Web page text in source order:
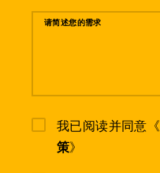
请简述您的需求
我已阅读并同意《
策》